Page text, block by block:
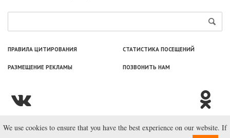
ПРАВИЛА ЦИТИРОВАНИЯ СТАТИСТИКА ПОСЕЩЕНИЙ
РАЗМЕЩЕНИЕ РЕКЛАМЫ ПОЗВОНИТЬ НАМ
© ООО «Лаборатория Новоcтей», 2003—2026.
We use cookies to ensure that you have the best experience on our website. If